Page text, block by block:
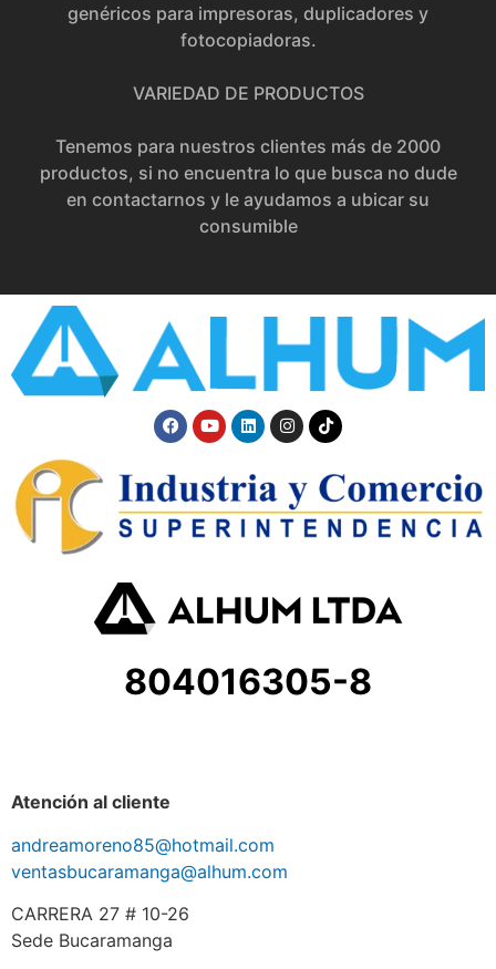
genéricos para impresoras, duplicadores y
fotocopiadoras.
VARIEDAD DE PRODUCTOS
Tenemos para nuestros clientes más de 2000
productos, si no encuentra lo que busca no dude
en contactarnos y le ayudamos a ubicar su
consumible
804016305-8
Atención al cliente
andreamoreno85@hotmail.com
ventasbucaramanga@alhum.com
CARRERA 27 # 10-26
Sede Bucaramanga